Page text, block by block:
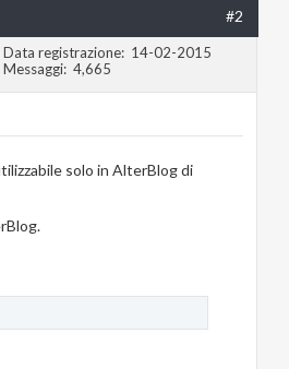
#2
Data registrazione
14-02-2015
Messaggi 4,665
solo in AlterBlog di